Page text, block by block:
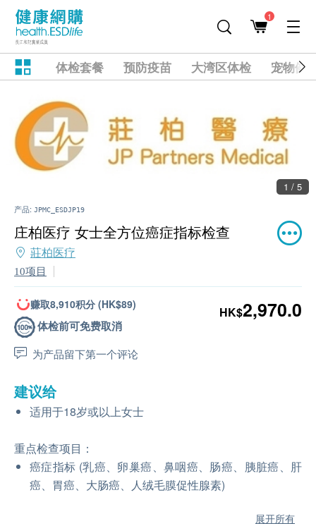
1
体检套餐 预防疫苗 大湾区体检 宠物健
1 / 5
产品: JPMC_ESDJP19
庄柏医疗 女士全方位癌症指标检查
莊柏医疗
10项目
赚取8,910积分 (HK$89)
体检前可免费取消
为产品留下第一个评论
HK$2,970.0
建议给
适用于18岁或以上女士
重点检查项目：
癌症指标 (乳癌、卵巢癌、鼻咽癌、肠癌、胰脏癌、肝
癌、胃癌、大肠癌、人绒毛膜促性腺素)
展开所有